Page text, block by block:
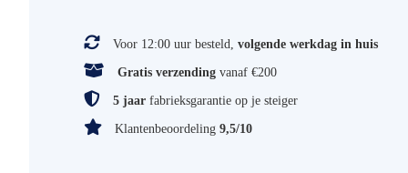
Voor 12:00 uur besteld, volgende werkdag in huis
Gratis verzending vanaf €200
5 jaar fabrieksgarantie op je steiger
Klantenbeoordeling 9,5/10